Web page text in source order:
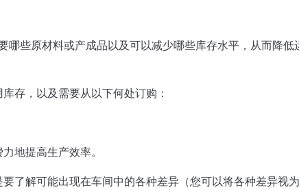
哪些原材料或产成品以及可以减少哪些库存水平，从而降低
存，以及需要从以下何处订购：
力地提高生产效率。
了解可能出现在车间中的各种差异（您可以将各种差异视为